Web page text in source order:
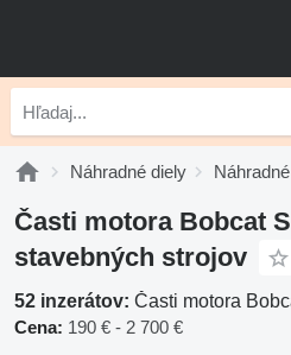
Náhradné diely
Časti motora Bobcat
stavebných strojov
52 inzerátov: Časti motora
Cena: 190 € - 2 700 €